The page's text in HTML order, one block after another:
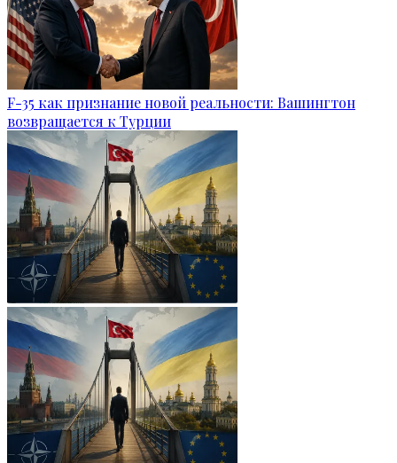
F-35 как признание новой реальности: Вашингтон
возвращается к Турции